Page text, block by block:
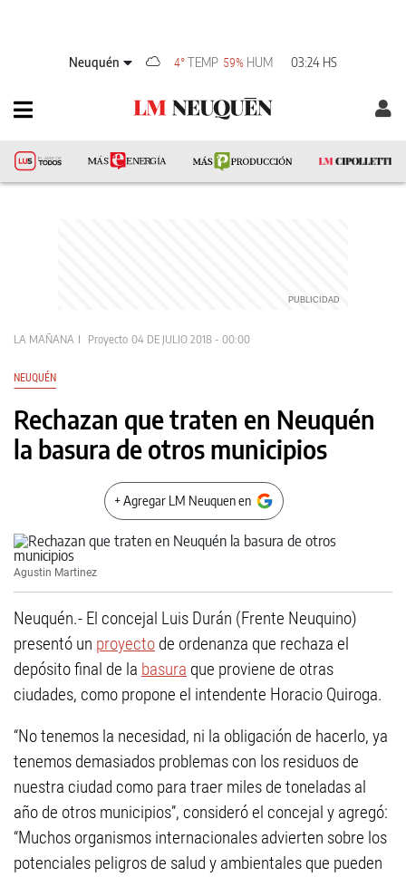
Neuquén 4°TEMP 59% HUM 03:24 HS
LA MAÑANA Proyecto 04 DE JULIO 2018 - 00:00
NEUQUÉN
Rechazan que traten en Neuquén
la basura de otros municipios
+ Agregar LM Neuquen en
Agustin Martinez
Neuquén.- El concejal Luis Durán (Frente Neuquino)
presentó un proyecto de ordenanza que rechaza el
depósito final de la basura que proviene de otras
ciudades, como propone el intendente Horacio Quiroga.
“No tenemos la necesidad, ni la obligación de hacerlo, ya
tenemos demasiados problemas con los residuos de
nuestra ciudad como para traer miles de toneladas al
año de otros municipios”, consideró el concejal y agregó:
“Muchos organismos internacionales advierten sobre los
potenciales peligros de salud y ambientales que pueden